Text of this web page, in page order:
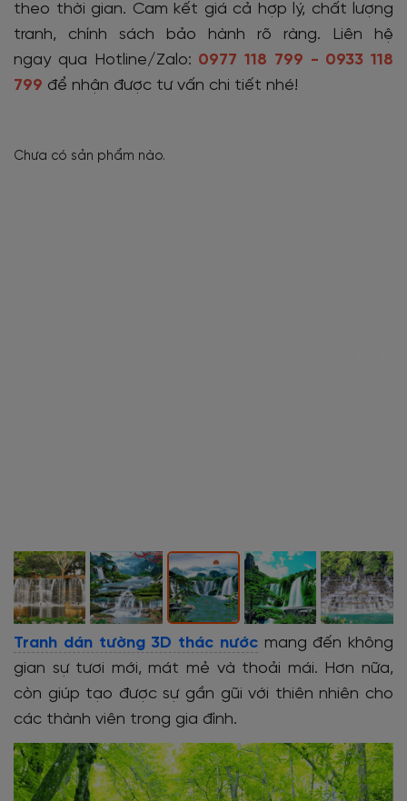
theo thời gian. Cam kết giá cả hợp lý, chất lượng
tranh, chính sách bảo hành rõ ràng. Liên hệ
ngay qua Hotline/Zalo: 0977 118 799 - 0933 118
799 để nhận được tư vấn chi tiết nhé!
Chưa có sản phẩm nào.
Tranh dán tường 3D thác nướcmang đến không
gian sự tươi mới, mát mẻ và thoải mái. Hơn nữa,
còn giúp tạo được sự gần gũi với thiên nhiên cho
các thành viên trong gia đình.